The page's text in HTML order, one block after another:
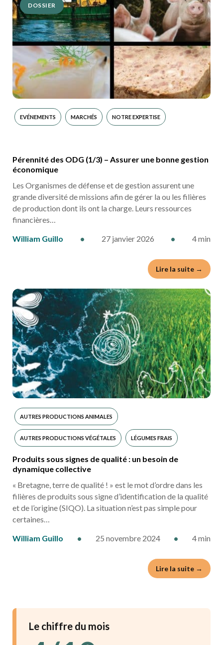
DOSSIER
EVÉNEMENTS MARCHÉS NOTRE EXPERTISE
Pérennité des ODG (1/3) – Assurer une bonne gestion
économique
Les Organismes de défense et de gestion assurent une
grande diversité de missions afin de gérer la ou les filières
de production dont ils ont la charge. Leurs ressources
financières…
William Guillo
• 27 janvier 2026 • 4 min
Lire la suite →
AUTRES PRODUCTIONS ANIMALES
AUTRES PRODUCTIONS VÉGÉTALES LÉGUMES FRAIS
MARCHÉS
Produits sous signes de qualité : un besoin de
dynamique collective
« Bretagne, terre de qualité ! » est le mot d’ordre dans les
filières de produits sous signe d’identification de la qualité
et de l’origine (SIQO). La situation n’est pas simple pour
certaines…
William Guillo
• 25 novembre 2024 • 4 min
Lire la suite →
Le chiffre du mois